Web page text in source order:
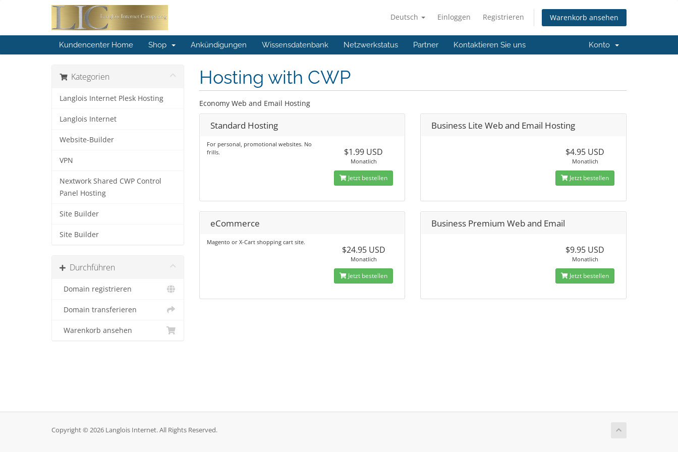
Deutsch Einloggen Registrieren Warenkorb ansehen
Kundencenter Home Shop Ankündigungen Wissensdatenbank Netzwerkstatus Partner Kontaktieren Sie uns Konto
Kategorien
Langlois Internet Plesk Hosting
Langlois Internet
Website-Builder
VPN
Nextwork Shared CWP Control
Panel Hosting
Site Builder
Site Builder
Durchführen
Domain registrieren
Domain transferieren
Warenkorb ansehen
Hosting with CWP
Economy Web and Email Hosting
Standard Hosting
For personal, promotional websites. No
frills.
$1.99 USD
Monatlich
Jetzt bestellen
Business Lite Web and Email Hosting
$4.95 USD
Monatlich
Jetzt bestellen
eCommerce
Magento or X-Cart shopping cart site.
$24.95 USD
Monatlich
Jetzt bestellen
Business Premium Web and Email
$9.95 USD
Monatlich
Jetzt bestellen
Copyright © 2026 Langlois Internet. All Rights Reserved.